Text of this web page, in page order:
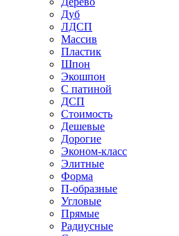
Дуб
ЛДСП
Массив
Пластик
Шпон
Экошпон
С патиной
ДСП
Стоимость
Дешевые
Дорогие
Эконом-класс
Элитные
Форма
П-образные
Угловые
Прямые
Радиусные